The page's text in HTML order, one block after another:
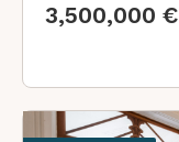
3,500,000 €